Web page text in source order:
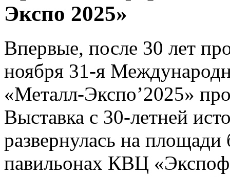
Экспо 2025»
Впервые, после 30 лет
ноября 31-я
«Металл-Экспо’2025»
Выставка с 30-летней
развернулась на
павильонах КВЦ